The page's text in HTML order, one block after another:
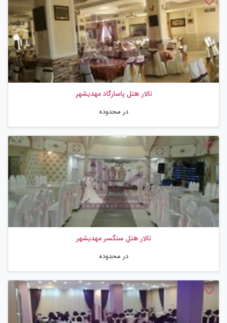
تالار هتل پاسارگاد مهدیشهر
در محدوده
تالار هتل سنگسر مهدیشهر
در محدوده